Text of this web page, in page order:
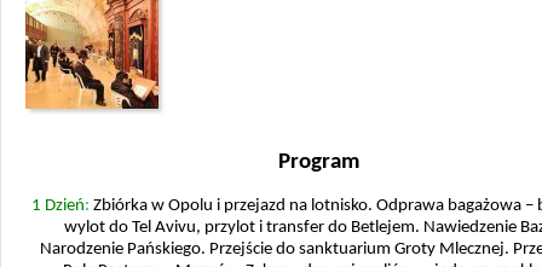
Program
1 Dzień: Zbiórka w Opolu i przejazd na lotnisko. Odprawa bagażowa –
wylot do Tel Avivu, przylot i transfer do Betlejem. Nawiedzenie
Narodzenie Pańskiego. Przejście do sanktuarium Groty Mlecznej.